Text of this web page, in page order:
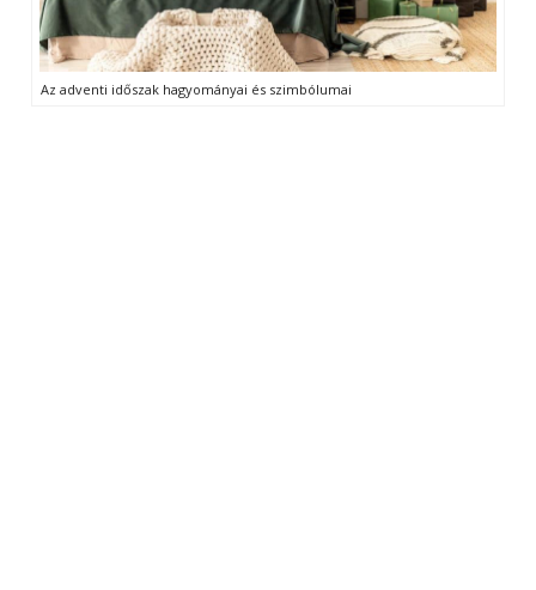
Az adventi időszak hagyományai és szimbólumai